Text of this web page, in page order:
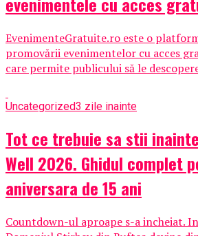
EvenimenteGratuite.ro este o
promovării evenimentelor cu acces
care permite publicului să le
Uncategorized3 zile inainte
Tot ce trebuie sa stii
Well 2026. Ghidul complet
aniversara de 15 ani
Countdown-ul aproape s-a incheiat.